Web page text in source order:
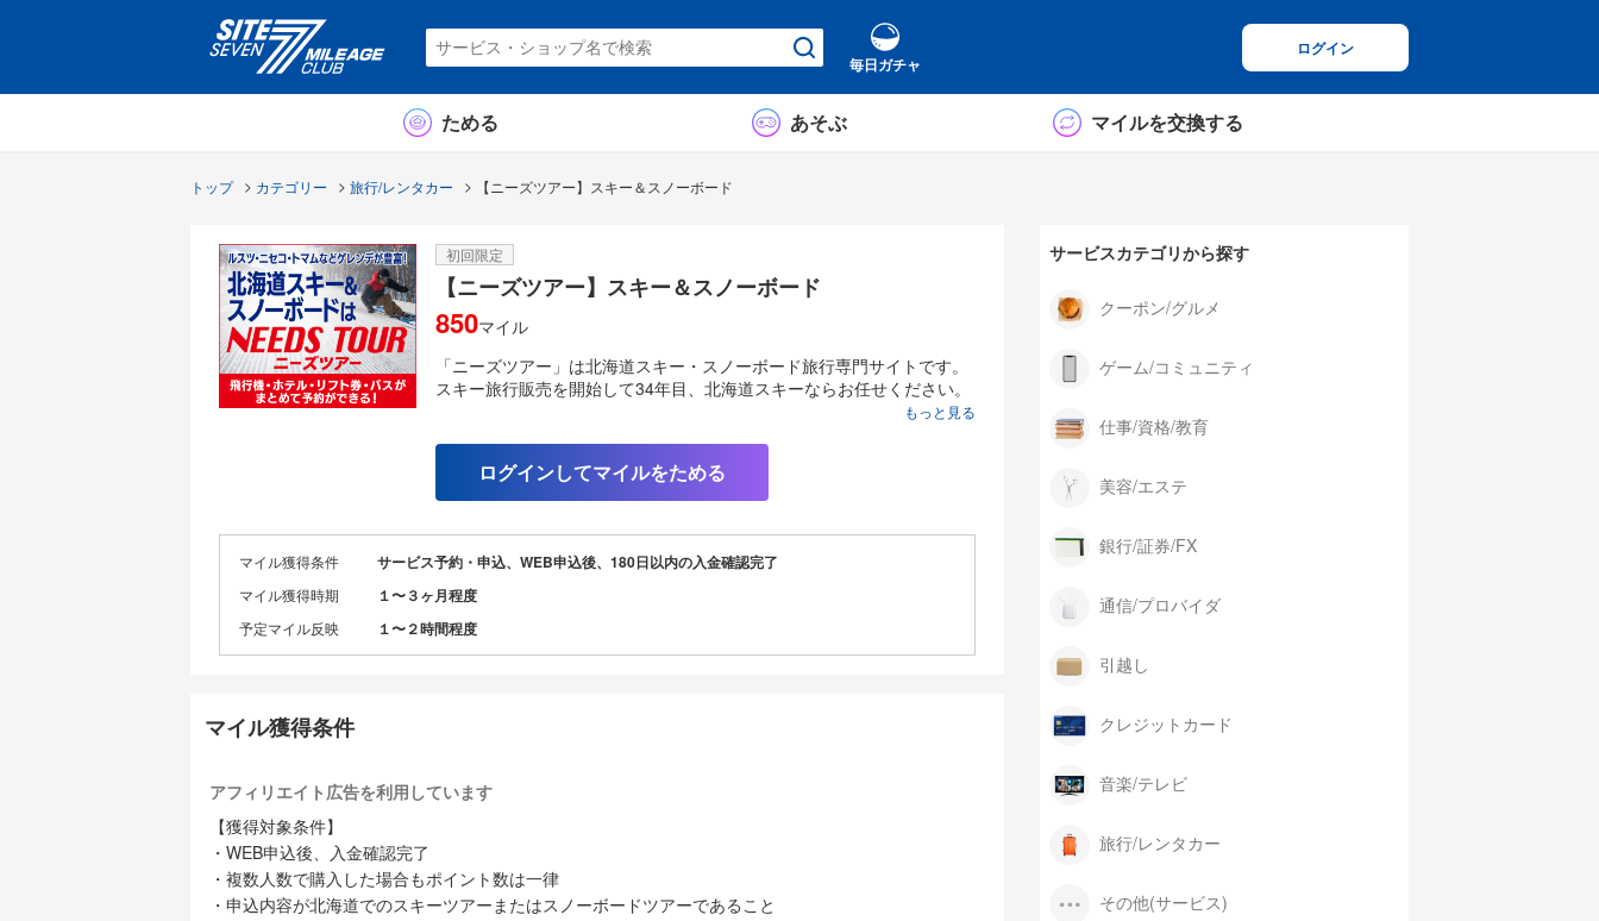
毎日ガチャ
ログイン
ためる あそぶ マイルを交換する
トップ カテゴリー 旅行/レンタカー 【ニーズツアー】スキー＆スノーボード
初回限定
【ニーズツアー】スキー＆スノーボード
850マイル
「ニーズツアー」は北海道スキー・スノーボード旅行専門サイトです。
スキー旅行販売を開始して34年目、北海道スキーならお任せください。
などの取扱いはありません。
その代わり道内最大級のルスツリゾートをはじめ、
仕入れと販売を長年強化しています。
北海道行き必須の航空券は、JALやスカイマーク、ピーチ、ジェットス
ターなど豊富に取扱い。
をすべてまとめて予約可能。
インバウンド需要で日本向け客室確保が難しい中でも、長年の関係によ
り多数の部屋を確保。
もっと見る
ログインしてマイルをためる
マイル獲得条件 サービス予約・申込、WEB申込後、180日以内の入金確認完了
マイル獲得時期 １〜３ヶ月程度
予定マイル反映 １〜２時間程度
マイル獲得条件
アフィリエイト広告を利用しています
【獲得対象条件】
・WEB申込後、入金確認完了
・複数人数で購入した場合もポイント数は一律
・申込内容が北海道でのスキーツアーまたはスノーボードツアーであること
サービスカテゴリから探す
クーポン/グルメ
ゲーム/コミュニティ
仕事/資格/教育
美容/エステ
銀行/証券/FX
通信/プロバイダ
引越し
クレジットカード
音楽/テレビ
旅行/レンタカー
その他(サービス)